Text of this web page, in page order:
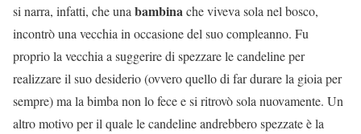
si narra, infatti, che una bambinache viveva sola nel bosco,
incontrò una vecchia in occasione del suo compleanno. Fu
proprio la vecchia a suggerire di spezzare le candeline per
realizzare il suo desiderio (ovvero quello di far durare la gioia per
sempre) ma la bimba non lo fece e si ritrovò sola nuovamente. Un
altro motivo per il quale le candeline andrebbero spezzate è la